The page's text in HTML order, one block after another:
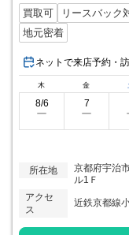
買取可 リースバック
地元密着
ネットで来店予約・
木 金
8/6
ー
7
ー
所在地
京都府宇治
ル1Ｆ
アクセ
ス
近鉄京都線